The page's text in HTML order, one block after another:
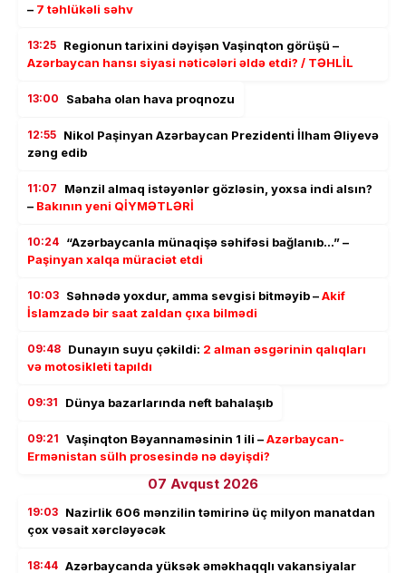
– 7 təhlükəli səhv
13:25 Regionun tarixini dəyişən Vaşinqton görüşü –
Azərbaycan hansı siyasi nəticələri əldə etdi? / TƏHLİL
13:00 Sabaha olan hava proqnozu
12:55 Nikol Paşinyan Azərbaycan Prezidenti İlham Əliyevə
zəng edib
11:07
Mənzil almaq istəyənlər gözləsin, yoxsa indi alsın?
– Bakının yeni QİYMƏTLƏRİ
10:24 “Azərbaycanla münaqişə səhifəsi bağlanıb…” –
Paşinyan xalqa müraciət etdi
10:03 Səhnədə yoxdur, amma sevgisi bitməyib –Akif
İslamzadə bir saat zaldan çıxa bilmədi
09:48 Dunayın suyu çəkildi: 2 alman əsgərinin qalıqları
və motosikleti tapıldı
09:31 Dünya bazarlarında neft bahalaşıb
09:21 Vaşinqton Bəyannaməsinin 1 ili –Azərbaycan-
Ermənistan sülh prosesində nə dəyişdi?
07 Avqust 2026
19:03 Nazirlik 606 mənzilin təmirinə üç milyon manatdan
çox vəsait xərcləyəcək
18:44 Azərbaycanda yüksək əməkhaqqlı vakansiyalar